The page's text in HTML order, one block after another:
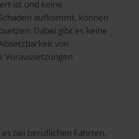
ist und keine
aufkommt, können
Dabei gibt es keine
von
Voraussetzungen
bei beruflichen Fahrten,